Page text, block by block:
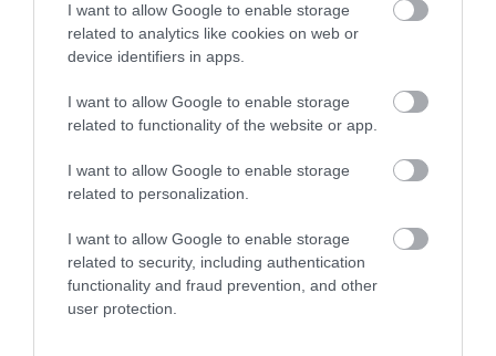
I want to allow Google to enable storage
related to analytics like cookies on web or
device identifiers in apps.
I want to allow Google to enable storage
related to functionality of the website or app.
I want to allow Google to enable storage
related to personalization.
I want to allow Google to enable storage
related to security, including authentication
functionality and fraud prevention, and other
user protection.
Legfrissebb híreink
KÉT AUTÓ ÜTKÖZÖTT BOGÁCSON, A
MENTŐK IS A HELYSZÍNRE ÉRKE...
2026. augusztus 06|Riasztó